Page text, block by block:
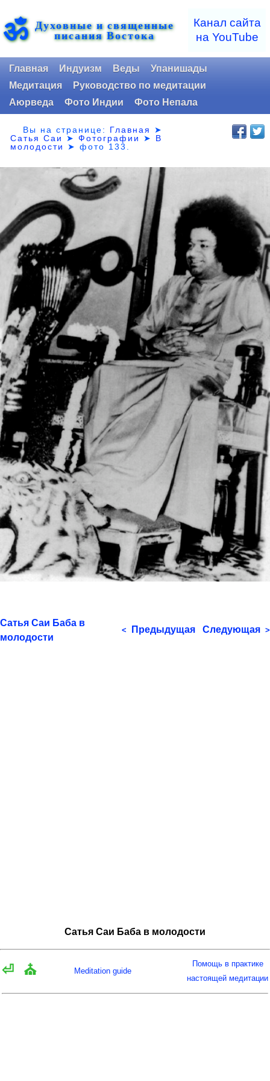
ॐ Духовные и священные
писания Востока
Канал сайта
на YouTube
Главная Индуизм Веды
Упанишады
Медитация
Руководство по медитации
Аюрведа
Фото Индии Фото Непала
Вы на странице: Главная
➤
Сатья Саи
➤Фотографии ➤ В
молодости
➤фото 133.
Сатья Саи Баба в
молодости
< Предыдущая Следующая >
Сатья Саи Баба в молодости
⏎ ⛪ Meditation guide
Помощь в практике
настоящей медитации